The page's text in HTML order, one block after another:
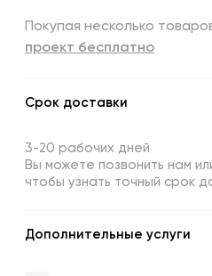
Покупая несколько
проект бесплатно
Срок доставки
3-20 рабочих дней
Вы можете позвонить нам
чтобы узнать точный срок
Дополнительные услуги